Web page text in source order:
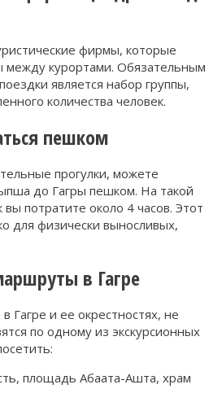
фирмы, которые
между курортами. Обязательным
является набор группы,
количества человек.
пешком
прогулки, можете
до Гагры пешком. На такой
потратите около 4 часов. Этот
для физически выносливых,
в Гагре
и ее окрестностях, не
по одному из экскурсионных
площадь Абаата-Ашта, храм